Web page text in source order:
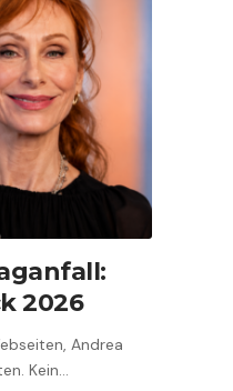
2026
Andrea
Kein…